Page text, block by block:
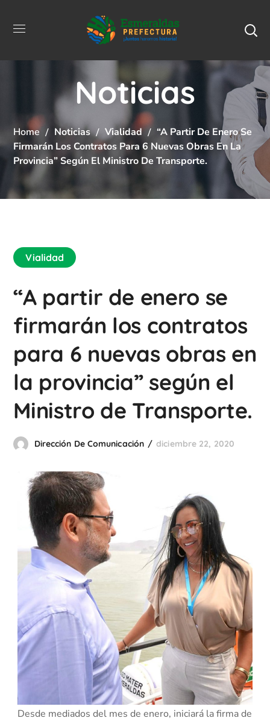
Noticias
Home Noticias Vialidad
“A Partir De Enero Se
Firmarán Los Contratos Para 6 Nuevas Obras En La
Provincia” Según El Ministro De Transporte.
Vialidad
“A partir de enero se
firmarán los contratos
para 6 nuevas obras en
la provincia” según el
Ministro de Transporte.
Dirección De Comunicación diciembre 22, 2020
Desde mediados del mes de enero, iniciará la firma de